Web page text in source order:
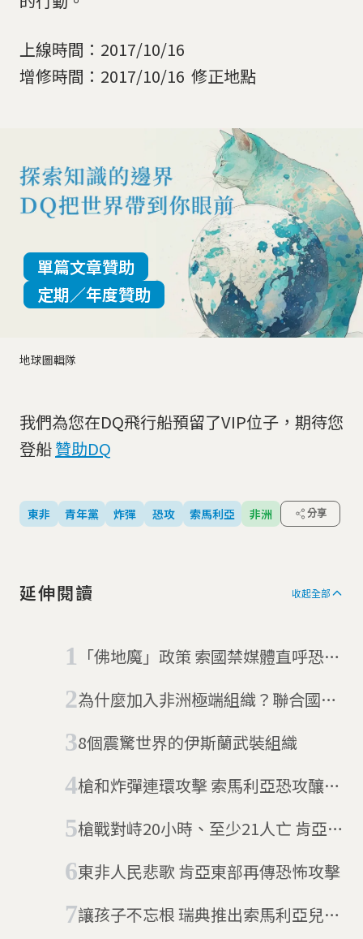
上線時間：2017/10/16
增修時間：2017/10/16 修正地點
地球圖輯隊
單篇文章贊助
定期／年度贊助
我們為您在DQ飛行船預留了VIP位子，期待您
登船贊助DQ
東非 青年黨 炸彈 恐攻 索馬利亞 非洲 分享
延伸閱讀 收起全部
「佛地魔」政策 索國禁媒體直呼恐怖
為什麼加入非洲極端組織？聯合國：
8個震驚世界的伊斯蘭武裝組織
槍和炸彈連環攻擊 索馬利亞恐攻釀12
槍戰對峙20小時、至少21人亡 肯亞五
東非人民悲歌 肯亞東部再傳恐怖攻擊
讓孩子不忘根 瑞典推出索馬利亞兒童